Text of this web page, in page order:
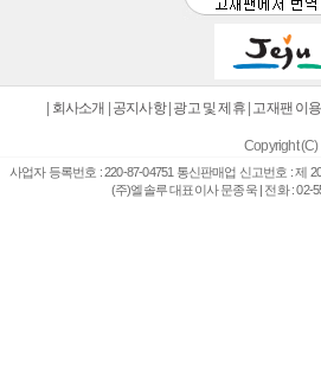
회사소개 공지사항| 광고 및 제휴| 고재팬 이
Copyright (C)
사업자 등록번호 : 220-87-04751 통신판매업 신고번호 : 제
(주)엘솔루 대표이사 문종욱 | 전화 : 02-